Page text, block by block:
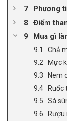
Phương
Điểm
Mua gì
Chả
Mực
Nem
Ruốc
Sá
Rượu